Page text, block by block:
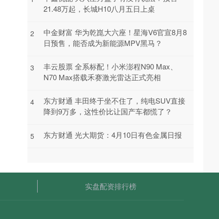
21.48万起，长城H10八月五日上桌
2
中金财富 华为乾崑大六座！星海V6官宣8月8
日预售，能否成为新能源MPV黑马？
3
丰云股票 全系标配！小米澎程N90 Max、
N70 Max搭载禾赛激光雷达正式亮相
4
东方财通 丰田终于坐不住了，纯电SUV直接
降到9万多，这性价比让国产车都慌了？
5 东方财通 光大期货：4月10日有色金属日报
实盘配资排行榜